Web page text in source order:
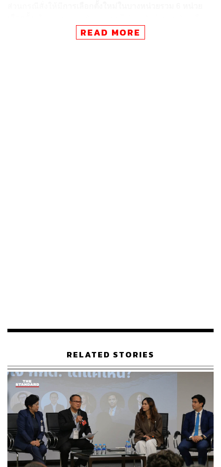
ตั้งที่ใช้ออกเสียงลงคะแนนประกอบด้วย
ประสงค์ลงคะแนน ถ้าสามตัวเลขตรงกันก็ไม่เขย่ง แต่ถ้าสาม
หรือเลือกตั้งใหม่เป็นกรณีๆ ไป” รองเลขาธิการ กล่าว
ทั้งนี้การสั่งเลือกตั้งใหม่จะใช้ผู้สมัครชุดเดิม เพราะเป็นการ
เลือกตั้งใหม่เฉพาะหน่วยนั้นๆ ไม่ใช่เลือกตั้งใหม่ทั้งเขตเลือก
ตั้ง โดยผู้สมัครสามารถหาเสียงได้ปกติ และมีค่าใช้จ่ายที่ลด
ทอนลงเพราะระยะเวลาเหลือน้อยลง
หลังจากนี้ต้องรอ กกต. กำหนดวันเลือกตั้งเฉพาะหน่วยที่สั่ง
ให้เลือกตั้งใหม่ คาดว่าเป็นช่วงหลังสงกรานต์ และต้อง
ประกาศผลอย่างเป็นทางการในวันที่ 9 พ.ค.
READ MORE
RELATED STORIES